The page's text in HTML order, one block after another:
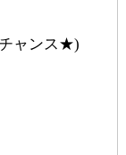
ンス★)